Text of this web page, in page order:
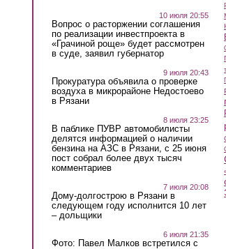
10 июля 20:55
Вопрос о расторжении соглашения
по реализации инвестпроекта в
«Грачиной роще» будет рассмотрен
в суде, заявил губернатор
9 июля 20:43
Прокуратура объявила о проверке
воздуха в микрорайоне Недостоево
в Рязани
8 июля 23:25
В паблике ПУВР автомобилисты
делятся информацией о наличии
бензина на АЗС в Рязани, с 25 июня
пост собрал более двух тысяч
комментариев
7 июля 20:08
Дому-долгострою в Рязани в
следующем году исполнится 10 лет
– дольщики
6 июля 21:35
Фото: Павел Малков встретился с